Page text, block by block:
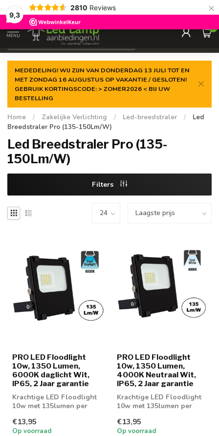
9,3
2810 Reviews ×
Gegarandeerde delaagste prijs
MENU
0
MEDEDELING! WIJ ZIJN VAN DONDERDAG 13 JULI TOT EN
MET ZONDAG 16 AUGUSTUS OP VAKANTIE / GESLOTEN!
GEBRUIK KORTINGSCODE: > ZOMER2026 < BIJ UW
BESTELLING
Home / Zakelijke Verlichting / Led-breedstraler /
Led
Breedstraler Pro (135-150Lm/W)
Led Breedstraler Pro (135-
150Lm/W)
Filters
PRO LED Floodlight
10w, 1350 Lumen,
6000K daglicht Wit,
IP65, 2 Jaar garantie
Krachtige LED Floodlight
10w met 135lumen per
€13,95
Op voorraad
PRO LED Floodlight
10w, 1350 Lumen,
4000K Neutraal Wit,
IP65, 2 Jaar garantie
Krachtige LED Floodlight
10w met 135lumen per
€13,95
Op voorraad